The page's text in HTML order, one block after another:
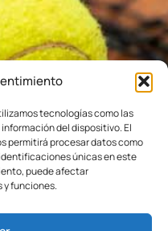
tecnologías como las
del dispositivo. El
permitirá procesar datos como
únicas en este
puede afectar
funciones.